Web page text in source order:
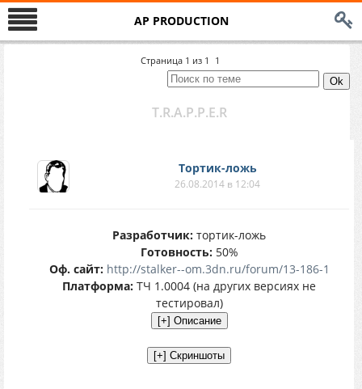
AP PRODUCTION
Страница 1 из 1 1
T.R.A.P.P.E.R
Тортик-ложь
26.08.2014 в 12:04
Разработчик: тортик-ложь
Готовность:50%
Оф. сайт: http://stalker--om.3dn.ru/forum/13-186-1
Платформа: ТЧ 1.0004 (на других версиях не
тестировал)